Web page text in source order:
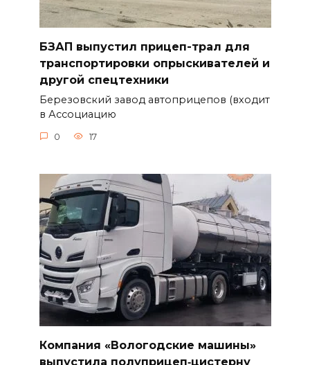
БЗАП выпустил прицеп-трал для
транспортировки опрыскивателей и
другой спецтехники
Березовский завод автоприцепов (входит
в Ассоциацию
0 17
Компания «Вологодские машины»
выпустила полуприцеп‑цистерну